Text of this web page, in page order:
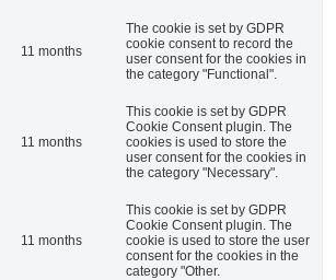
11 months
The cookie is set by GDPR
cookie consent to record the
user consent for the cookies in
the category "Functional".
11 months
This cookie is set by GDPR
Cookie Consent plugin. The
cookies is used to store the
user consent for the cookies in
the category "Necessary".
11 months
This cookie is set by GDPR
Cookie Consent plugin. The
cookie is used to store the user
consent for the cookies in the
category "Other.